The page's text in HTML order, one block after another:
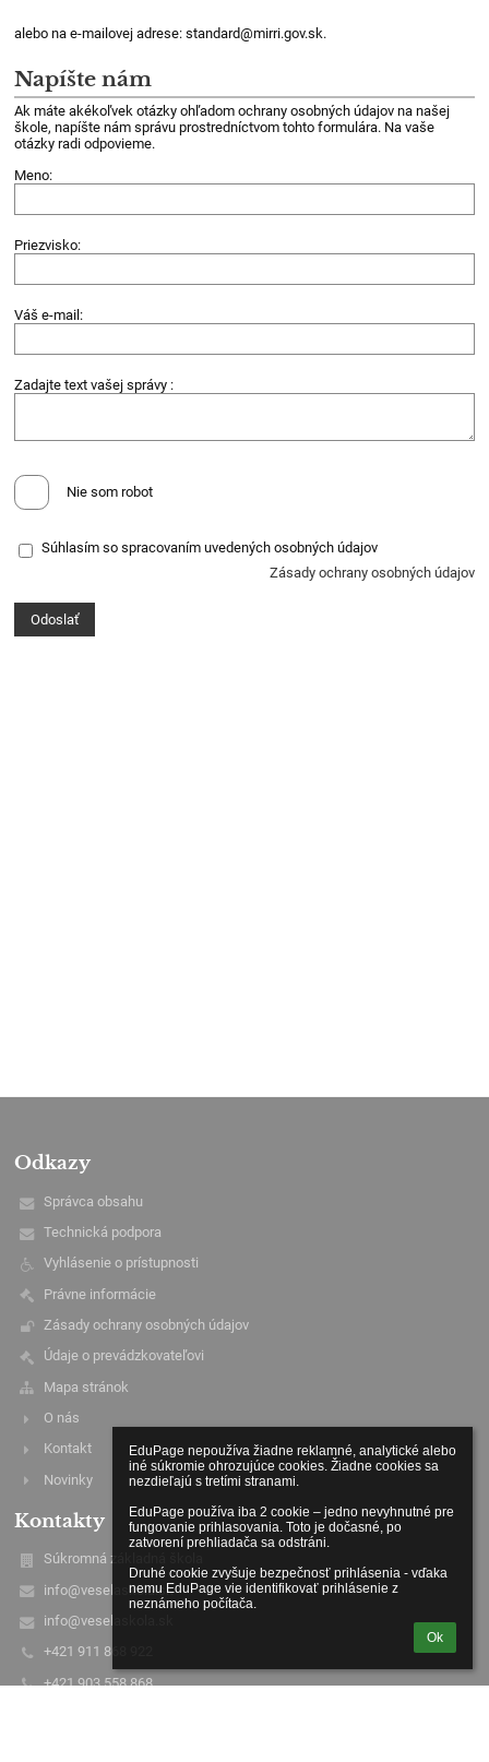
EduPage nepoužíva žiadne reklamné, analytické alebo
iné súkromie ohrozujúce cookies. Žiadne cookies sa
nezdieľajú s tretími stranami.
EduPage používa iba 2 cookie – jedno nevyhnutné pre
fungovanie prihlasovania. Toto je dočasné, po
zatvorení prehliadača sa odstráni.
Druhé cookie zvyšuje bezpečnosť prihlásenia - vďaka
nemu EduPage vie identifikovať prihlásenie z
neznámeho počítača.
Ok
alebo na e-mailovej adrese: standard@mirri.gov.sk.
Napíšte nám
Ak máte akékoľvek otázky ohľadom ochrany osobných údajov na našej
škole, napíšte nám správu prostredníctvom tohto formulára. Na vaše
otázky radi odpovieme.
Meno:
Priezvisko:
Váš e-mail:
Zadajte text vašej správy :
Nie som robot
Súhlasím so spracovaním uvedených osobných údajov
Zásady ochrany osobných údajov
Odkazy
Správca obsahu
Technická podpora
Vyhlásenie o prístupnosti
Právne informácie
Zásady ochrany osobných údajov
Údaje o prevádzkovateľovi
Mapa stránok
O nás
Kontakt
Novinky
Kontakty
Súkromná základná škola
info@veselaskola.sk
info@veselaskola.sk
+421 911 868 922
+421 903 558 868